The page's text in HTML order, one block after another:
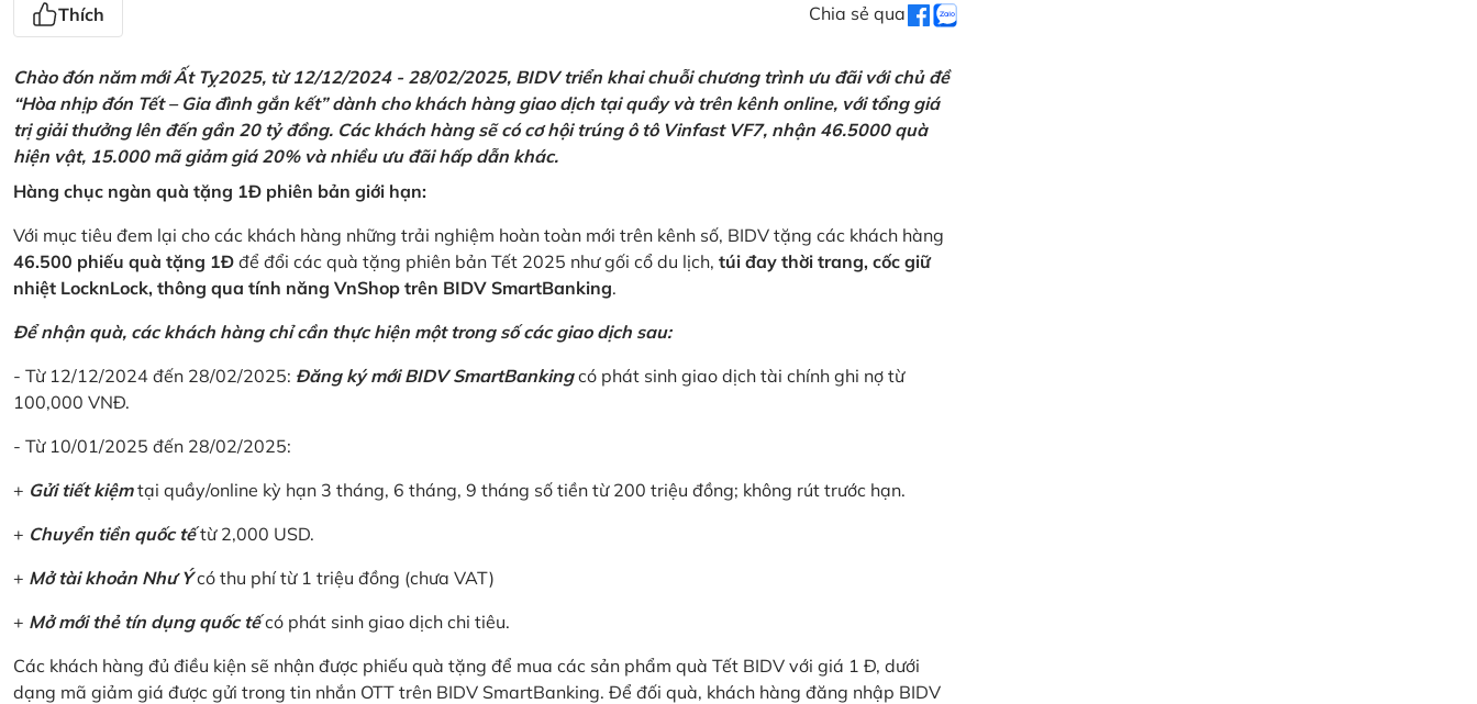
Thích Chia sẻ qua
Chào đón năm mới Ất Tỵ2025, từ 12/12/2024 - 28/02/2025, BIDV triển khai chuỗi chương trình ưu đãi với chủ đề
“Hòa nhịp đón Tết – Gia đình gắn kết” dành cho khách hàng giao dịch tại quầy và trên kênh online, với tổng giá
trị giải thưởng lên đến gần 20 tỷ đồng. Các khách hàng sẽ có cơ hội trúng ô tô Vinfast VF7, nhận 46.5000 quà
hiện vật, 15.000 mã giảm giá 20% và nhiều ưu đãi hấp dẫn khác.
Hàng chục ngàn quà tặng 1Đ phiên bản giới hạn:
Với mục tiêu đem lại cho các khách hàng những trải nghiệm hoàn toàn mới trên kênh số, BIDV tặng các khách hàng
46.500 phiếu quà tặng 1Đ để đổi các quà tặng phiên bản Tết 2025 như gối cổ du lịch, túi đay thời trang, cốc giữ
nhiệt LocknLock, thông qua tính năng VnShop trên BIDV SmartBanking.
Để nhận quà, các khách hàng chỉ cần thực hiện một trong số các giao dịch sau:
- Từ 12/12/2024 đến 28/02/2025: Đăng ký mới BIDV SmartBankingcó phát sinh giao dịch tài chính ghi nợ từ
100,000 VNĐ.
- Từ 10/01/2025 đến 28/02/2025:
+ Gửi tiết kiệmtại quầy/online kỳ hạn 3 tháng, 6 tháng, 9 tháng số tiền từ 200 triệu đồng; không rút trước hạn.
+ Chuyển tiền quốc tếtừ 2,000 USD.
+ Mở tài khoản Như Ýcó thu phí từ 1 triệu đồng (chưa VAT)
+ Mở mới thẻ tín dụng quốc tếcó phát sinh giao dịch chi tiêu.
Các khách hàng đủ điều kiện sẽ nhận được phiếu quà tặng để mua các sản phẩm quà Tết BIDV với giá 1 Đ, dưới
dạng mã giảm giá được gửi trong tin nhắn OTT trên BIDV SmartBanking. Để đối quà, khách hàng đăng nhập BIDV